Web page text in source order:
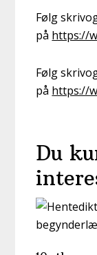
Følg
på https://
Følg
på https://
Du